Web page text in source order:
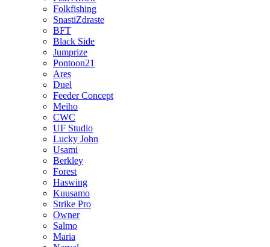
Folkfishing
SnastiZdraste
BFT
Black Side
Jumprize
Pontoon21
Ares
Duel
Feeder Concept
Meiho
CWC
UF Studio
Lucky John
Usami
Berkley
Forest
Haswing
Kuusamo
Strike Pro
Owner
Salmo
Maria